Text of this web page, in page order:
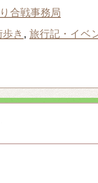
合戦事務局
き , 旅行記・イベ